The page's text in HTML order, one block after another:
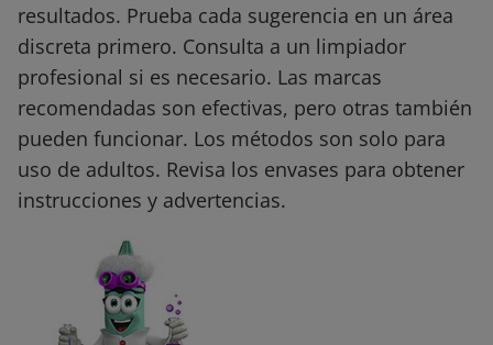
resultados. Prueba cada sugerencia en un área
discreta primero. Consulta a un limpiador
profesional si es necesario. Las marcas
recomendadas son efectivas, pero otras también
pueden funcionar. Los métodos son solo para
uso de adultos. Revisa los envases para obtener
instrucciones y advertencias.